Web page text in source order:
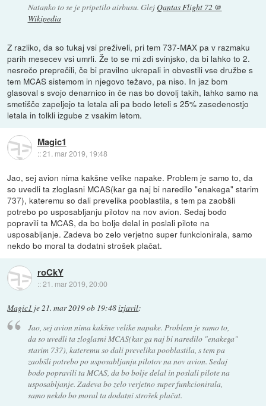
Natanko to se je pripetilo airbusu. GlejQantas Flight 72 @
Wikipedia
Z razliko, da so tukaj vsi preživeli, pri tem 737-MAX pa v razmaku
parih mesecev vsi umrli. Že to se mi zdi svinjsko, da bi lahko to 2.
nesrečo preprečili, če bi pravilno ukrepali in obvestili vse družbe s
tem MCAS sistemom in njegovo težavo, pa niso. In jaz bom
glasoval s svojo denarnico in če nas bo dovolj takih, lahko samo na
smetišče zapeljejo ta letala ali pa bodo leteli s 25% zasedenostjo
letala in tolkli izgube z vsakim letom.
Magic1
::21. mar 2019, 19:48
Jao, sej avion nima kakšne velike napake. Problem je samo to, da
so uvedli ta zloglasni MCAS(kar ga naj bi naredilo "enakega" starim
737), kateremu so dali prevelika pooblastila, s tem pa zaobšli
potrebo po usposabljanju pilotov na nov avion. Sedaj bodo
popravili ta MCAS, da bo bolje delal in poslali pilote na
usposabljanje. Zadeva bo zelo verjetno super funkcionirala, samo
nekdo bo moral ta dodatni strošek plačat.
roCkY
::21. mar 2019, 20:00
Magic1 je21. mar 2019 ob 19:48izjavil:
Jao, sej avion nima kakšne velike napake. Problem je samo to,
da so uvedli ta zloglasni MCAS(kar ga naj bi naredilo "enakega"
starim 737), kateremu so dali prevelika pooblastila, s tem pa
zaobšli potrebo po usposabljanju pilotov na nov avion. Sedaj
bodo popravili ta MCAS, da bo bolje delal in poslali pilote na
usposabljanje. Zadeva bo zelo verjetno super funkcionirala,
samo nekdo bo moral ta dodatni strošek plačat.